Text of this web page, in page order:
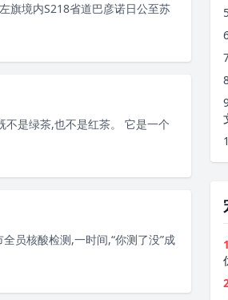
旗境内S218省道巴彦诺日公至苏
是绿茶,也不是红茶。 它是一个
员核酸检测,一时间,“你测了没”成